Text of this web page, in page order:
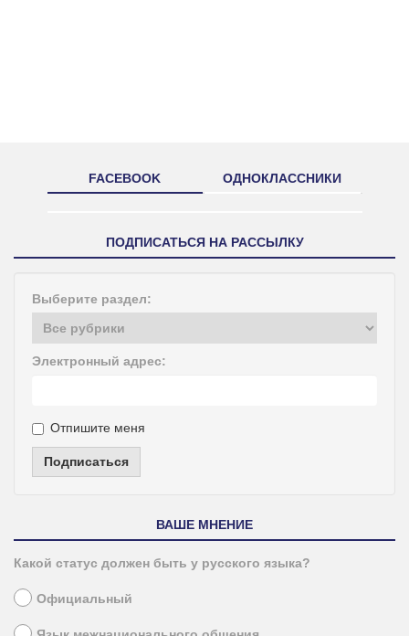
FACEBOOK ОДНОКЛАССНИКИ
ПОДПИСАТЬСЯ НА РАССЫЛКУ
Выберите раздел:
Электронный адрес:
Отпишите меня
Подписаться
ВАШЕ МНЕНИЕ
Какой статус должен быть у русского языка?
Официальный